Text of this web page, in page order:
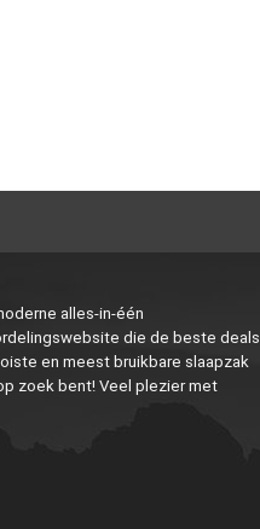
alles-in-één
die de beste deals
en meest bruikbare slaapzak
zoek bent! Veel plezier met